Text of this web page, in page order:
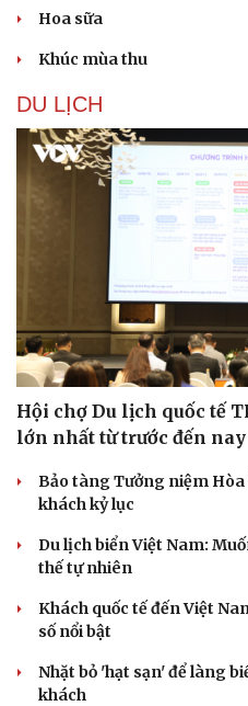
Du lịch
Tư vấn
Săn Tour
Hoa sữa
Khúc mùa thu
DU LỊCH
Hội chợ Du lịch quốc tế
lớn nhất từ trước đến nay
Bảo tàng Tưởng niệm
khách kỷ lục
Du lịch biển Việt Nam:
thế tự nhiên
Khách quốc tế đến Việt
số nổi bật
Nhặt bỏ 'hạt sạn' để làng
khách